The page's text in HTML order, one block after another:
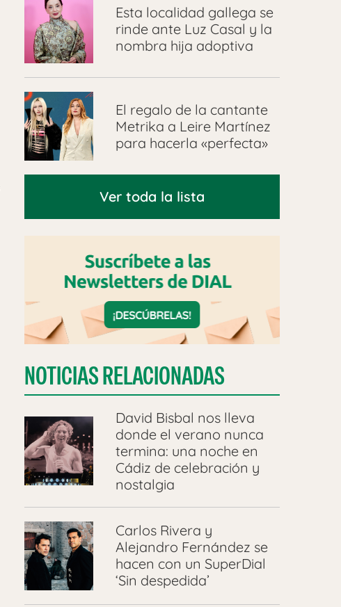
Esta localidad gallega se
rinde ante Luz Casal y la
nombra hija adoptiva
El regalo de la cantante
Metrika a Leire Martínez
para hacerla «perfecta»
Ver toda la lista
NOTICIAS RELACIONADAS
David Bisbal nos lleva
donde el verano nunca
termina: una noche en
Cádiz de celebración y
nostalgia
Carlos Rivera y
Alejandro Fernández se
hacen con un SuperDial
‘Sin despedida’